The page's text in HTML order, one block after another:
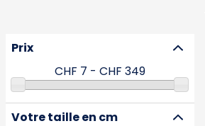
Prix
Votre taille en cm